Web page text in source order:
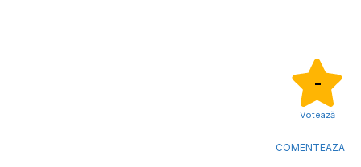
-
Votează
COMENTEAZA